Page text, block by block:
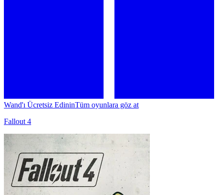
Wand'ı Ücretsiz EdininTüm oyunlara göz at
Fallout 4